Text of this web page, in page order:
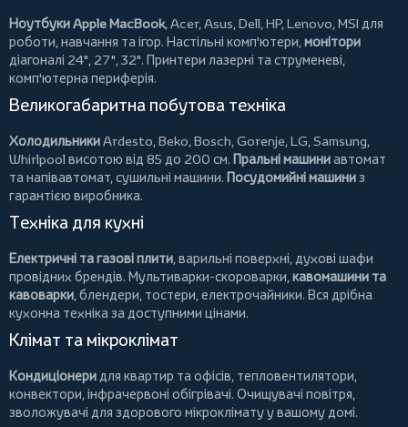
Ноутбуки Apple MacBook,Acer,Asus,Dell,HP,Lenovo,MSI для
роботи, навчання та ігор. Настільні комп'ютери,монітори
діагоналі 24", 27", 32". Принтери лазерні та струменеві,
комп'ютерна периферія.
Великогабаритна побутова техніка
ХолодильникиArdesto,Beko,Bosch,Gorenje,LG,Samsung,
Whirlpool висотою від 85 до 200 см. Пральні машиниавтомат
та напівавтомат,сушильні машини. Посудомийні машиниз
гарантією виробника.
Техніка для кухні
Електричні та газові плити, варильні поверхні, духові шафи
провідних брендів. Мультиварки-скороварки,кавомашини та
кавоварки,блендери, тостери,електрочайники. Вся дрібна
кухонна техніка за доступними цінами.
Клімат та мікроклімат
Кондиціонеридля квартир та офісів, тепловентилятори,
конвектори,інфрачервоні обігрівачі. Очищувачі повітря,
зволожувачі для здорового мікроклімату у вашому домі.